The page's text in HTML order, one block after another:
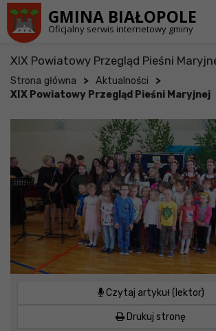
GMINA BIAŁOPOLE
Oficjalny serwis internetowy gminy
XIX Powiatowy Przegląd Pieśni
Strona główna > Aktualności >
XIX Powiatowy Przegląd Pieśni Maryjnej
Czytaj artykuł (lektor)
Drukuj stronę